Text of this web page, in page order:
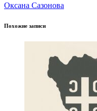
Оксана Сазонова
Похожие записи